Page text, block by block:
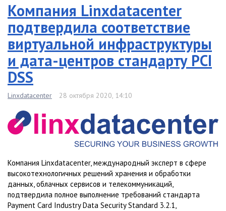
Компания Linxdatacenter
подтвердила соответствие
виртуальной инфраструктуры
и дата-центров стандарту PCI
DSS
Linxdatacenter 28 октября 2020, 14:10
Компания Linxdatacenter, международный эксперт в сфере
высокотехнологичных решений хранения и обработки
данных, облачных сервисов и телекоммуникаций,
подтвердила полное выполнение требований стандарта
Payment Card Industry Data Security Standard 3.2.1,